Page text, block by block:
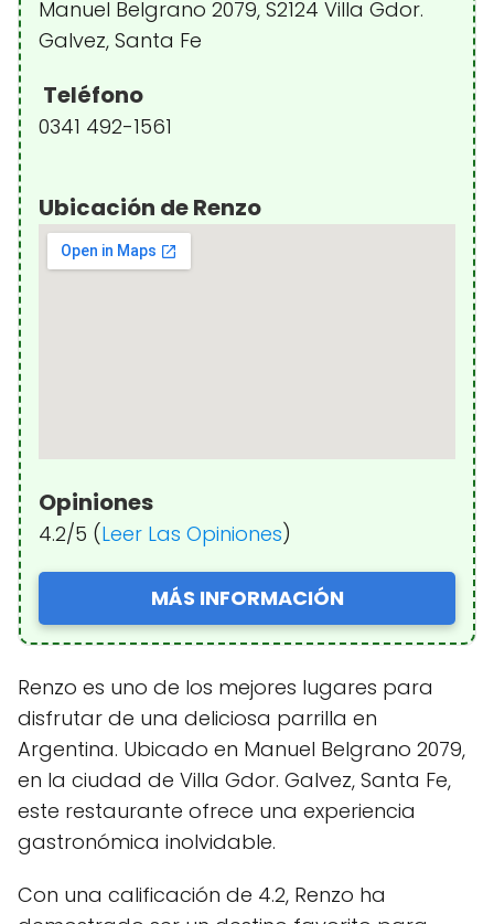
Manuel Belgrano 2079, S2124 Villa Gdor.
Galvez, Santa Fe
Teléfono
0341 492-1561
Ubicación de Renzo
Opiniones
4.2/5 (Leer Las Opiniones)
MÁS INFORMACIÓN
Renzo es uno de los mejores lugares para
disfrutar de una deliciosa parrilla en
Argentina. Ubicado en Manuel Belgrano 2079,
en la ciudad de Villa Gdor. Galvez, Santa Fe,
este restaurante ofrece una experiencia
gastronómica inolvidable.
Con una calificación de 4.2, Renzo ha